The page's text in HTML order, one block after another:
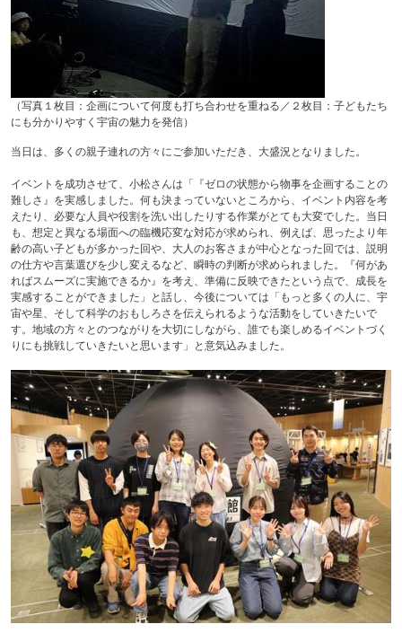
（写真１枚目：企画について何度も打ち合わせを重ねる／２枚目：子どもたち
にも分かりやすく宇宙の魅力を発信）
当日は、多くの親子連れの方々にご参加いただき、大盛況となりました。
イベントを成功させて、小松さんは「『ゼロの状態から物事を企画することの
難しさ』を実感しました。何も決まっていないところから、イベント内容を考
えたり、必要な人員や役割を洗い出したりする作業がとても大変でした。当日
も、想定と異なる場面への臨機応変な対応が求められ、例えば、思ったより年
齢の高い子どもが多かった回や、大人のお客さまが中心となった回では、説明
の仕方や言葉選びを少し変えるなど、瞬時の判断が求められました。『何があ
ればスムーズに実施できるか』を考え、準備に反映できたという点で、成長を
実感することができました」と話し、今後については「もっと多くの人に、宇
宙や星、そして科学のおもしろさを伝えられるような活動をしていきたいで
す。地域の方々とのつながりを大切にしながら、誰でも楽しめるイベントづく
りにも挑戦していきたいと思います」と意気込みました。